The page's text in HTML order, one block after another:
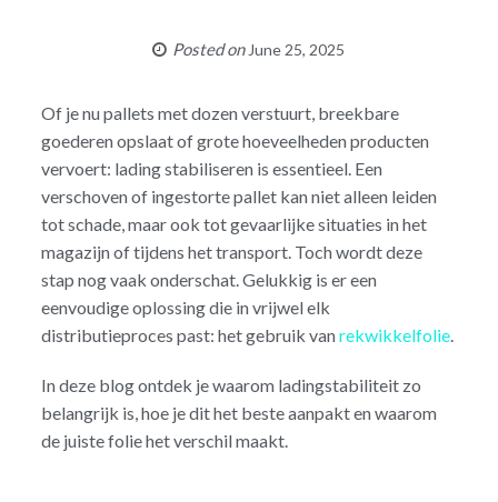
Posted on June 25, 2025
Of je nu pallets met dozen verstuurt, breekbare
goederen opslaat of grote hoeveelheden producten
vervoert: lading stabiliseren is essentieel. Een
verschoven of ingestorte pallet kan niet alleen leiden
tot schade, maar ook tot gevaarlijke situaties in het
magazijn of tijdens het transport. Toch wordt deze
stap nog vaak onderschat. Gelukkig is er een
eenvoudige oplossing die in vrijwel elk
distributieproces past: het gebruik vanrekwikkelfolie
In deze blog ontdek je waarom ladingstabiliteit zo
belangrijk is, hoe je dit het beste aanpakt en waarom
de juiste folie het verschil maakt.